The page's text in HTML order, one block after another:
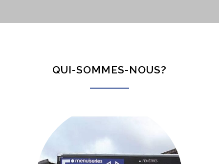
QUI-SOMMES-NOUS?